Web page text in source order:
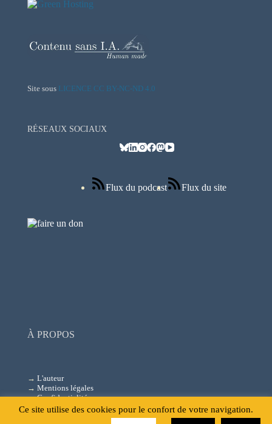
Site sous LICENCE CC BY-NC-ND 4.0
RÉSEAUX SOCIAUX
Flux du podcast Flux du site
À PROPOS
→ L'auteur
→ Mentions légales
→Confidentialité
→Charte et engagements
Ce site utilise des cookies pour le confort de votre navigation.